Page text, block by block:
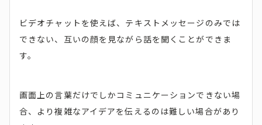
ビデオチャットを使えば、テキストメッセージのみでは
できない、互いの顔を見ながら話を聞くことができま
す。
画面上の言葉だけでしかコミュニケーションできない場
合、より複雑なアイデアを伝えるのは難しい場合があり